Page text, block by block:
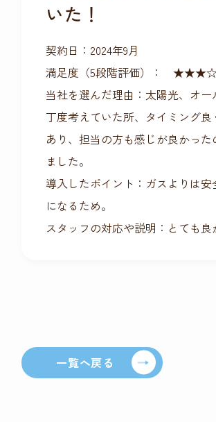
いた！
契約日：2024年9月
満足度（5段階評価）：
当社を選んだ理由：太陽光、オー
丁度考えていた所、タイミング良
あり、担当の方も感じが良かった
ました。
導入したポイント：ガスよりは安
になるため。
スタッフの対応や説明：とても良
一覧へ戻る